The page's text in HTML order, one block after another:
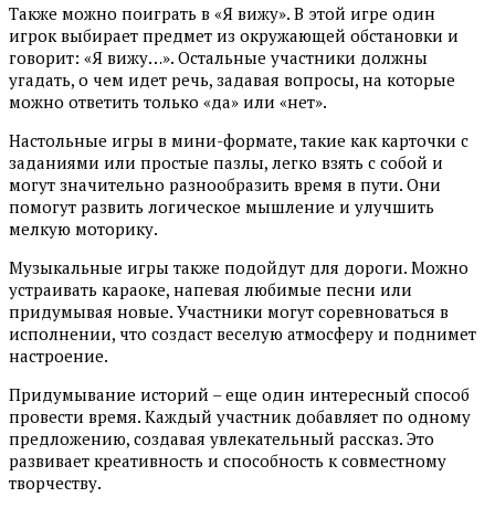
Также можно поиграть в «Я вижу». В этой игре один
игрок выбирает предмет из окружающей обстановки и
говорит: «Я вижу…». Остальные участники должны
угадать, о чем идет речь, задавая вопросы, на которые
можно ответить только «да» или «нет».
Настольные игры в мини-формате, такие как карточки с
заданиями или простые пазлы, легко взять с собой и
могут значительно разнообразить время в пути. Они
помогут развить логическое мышление и улучшить
мелкую моторику.
Музыкальные игры также подойдут для дороги. Можно
устраивать караоке, напевая любимые песни или
придумывая новые. Участники могут соревноваться в
исполнении, что создаст веселую атмосферу и поднимет
настроение.
Придумывание историй – еще один интересный способ
провести время. Каждый участник добавляет по одному
предложению, создавая увлекательный рассказ. Это
развивает креативность и способность к совместному
творчеству.